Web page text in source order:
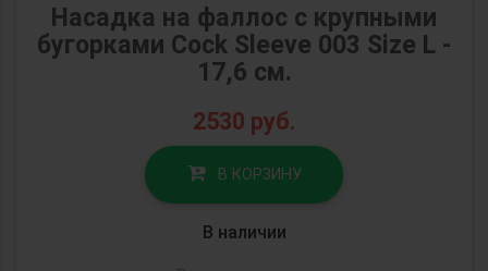
Насадка на фаллос с крупными
бугорками Cock Sleeve 003 Size L -
17,6 см.
2530 руб.
В КОРЗИНУ
В наличии